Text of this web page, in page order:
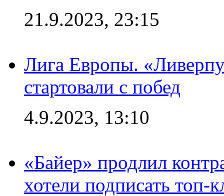
21.9.2023, 23:15
Лига Европы.
стартовали с побед
4.9.2023, 13:10
«Байер» продлил
хотели подписать